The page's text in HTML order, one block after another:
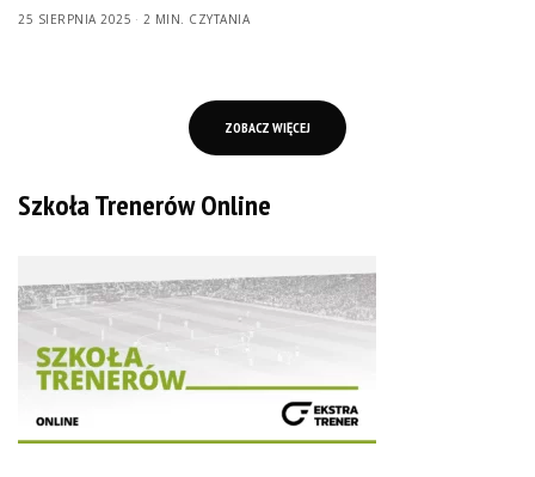
25 SIERPNIA 2025 2 MIN. CZYTANIA
ZOBACZ WIĘCEJ
Szkoła Trenerów Online